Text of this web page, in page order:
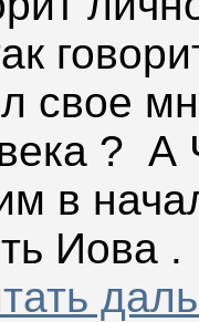
свое
?
в
Иова